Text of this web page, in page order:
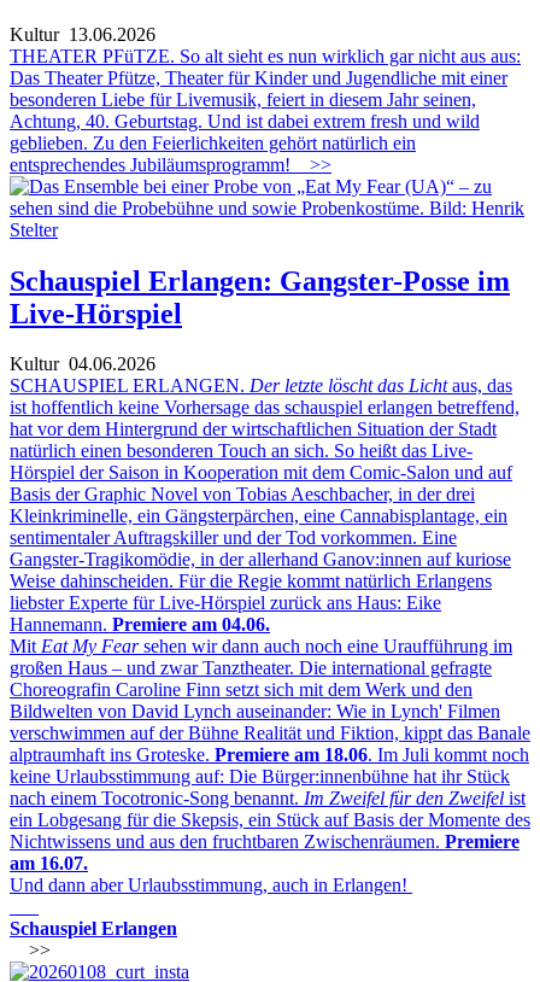
Kultur13.06.2026
THEATER PFüTZE. So alt sieht es nun wirklich gar nicht aus aus:
Das Theater Pfütze, Theater für Kinder und Jugendliche mit einer
besonderen Liebe für Livemusik, feiert in diesem Jahr seinen,
Achtung, 40. Geburtstag. Und ist dabei extrem fresh und wild
geblieben. Zu den Feierlichkeiten gehört natürlich ein
entsprechendes Jubiläumsprogramm!
>>
Schauspiel Erlangen: Gangster-Posse im
Live-Hörspiel
Kultur04.06.2026
SCHAUSPIEL ERLANGEN. Der letzte löscht das Lichtaus, das
ist hoffentlich keine Vorhersage das schauspiel erlangen betreffend,
hat vor dem Hintergrund der wirtschaftlichen Situation der Stadt
natürlich einen besonderen Touch an sich. So heißt das Live-
Hörspiel der Saison in Kooperation mit dem Comic-Salon und auf
Basis der Graphic Novel von Tobias Aeschbacher, in der drei
Kleinkriminelle, ein Gängsterpärchen, eine Cannabisplantage, ein
sentimentaler Auftragskiller und der Tod vorkommen. Eine
Gangster-Tragikomödie, in der allerhand Ganov:innen auf kuriose
Weise dahinscheiden. Für die Regie kommt natürlich Erlangens
liebster Experte für Live-Hörspiel zurück ans Haus: Eike
Hannemann. Premiere am 04.06.
MitEat My Fearsehen wir dann auch noch eine Uraufführung im
großen Haus – und zwar Tanztheater. Die international gefragte
Choreografin Caroline Finn setzt sich mit dem Werk und den
Bildwelten von David Lynch auseinander: Wie in Lynch' Filmen
verschwimmen auf der Bühne Realität und Fiktion, kippt das Banale
alptraumhaft ins Groteske. Premiere am 18.06. Im Juli kommt noch
keine Urlaubsstimmung auf: Die Bürger:innenbühne hat ihr Stück
nach einem Tocotronic-Song benannt. Im Zweifel für den Zweifel ist
ein Lobgesang für die Skepsis, ein Stück auf Basis der Momente des
Nichtwissens und aus den fruchtbaren Zwischenräumen. Premiere
am 16.07.
Und dann aber Urlaubsstimmung, auch in Erlangen!
Schauspiel Erlangen
>>